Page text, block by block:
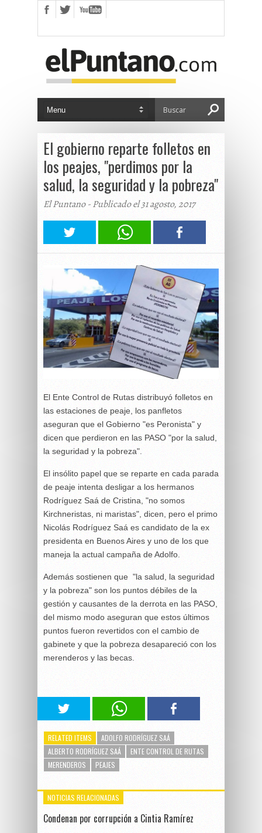
El gobierno reparte folletos en
los peajes, "perdimos por la
salud, la seguridad y la pobreza"
El Puntano - Publicado el 31 agosto, 2017
El Ente Control de Rutas distribuyó folletos en
las estaciones de peaje, los panfletos
aseguran que el Gobierno "es Peronista" y
dicen que perdieron en las PASO "por la salud,
la seguridad y la pobreza".
El insólito papel que se reparte en cada parada
de peaje intenta desligar a los hermanos
Rodríguez Saá de Cristina, "no somos
Kirchneristas, ni maristas", dicen, pero el primo
Nicolás Rodríguez Saá es candidato de la ex
presidenta en Buenos Aires y uno de los que
maneja la actual campaña de Adolfo.
Además sostienen que "la salud, la seguridad
y la pobreza" son los puntos débiles de la
gestión y causantes de la derrota en las PASO,
del mismo modo aseguran que estos últimos
puntos fueron revertidos con el cambio de
gabinete y que la pobreza desapareció con los
merenderos y las becas.
RELATED ITEMS
ADOLFO RODRÍGUEZ SAÁ
ALBERTO RODRÍGUEZ SAÁ
ENTE CONTROL DE RUTAS
MERENDEROS
PEAJES
NOTICIAS RELACIONADAS
Condenan por corrupción a Cintia Ramírez